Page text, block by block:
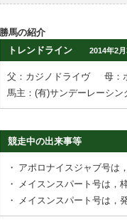
勝馬の紹介
トレンドライン
2014年2
父：カジノドライヴ
母：
馬主：(有)サンデーレーシン
競走中の出来事等
・ アポロナイスジャブ号は
・
メイスンスパート号は，
・
メイスンスパート号は，